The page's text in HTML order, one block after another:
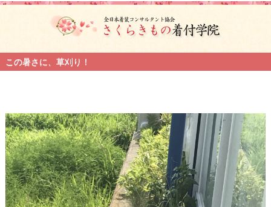
この暑さに、草刈り！